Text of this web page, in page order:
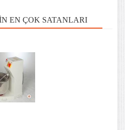
EN ÇOK SATANLARI